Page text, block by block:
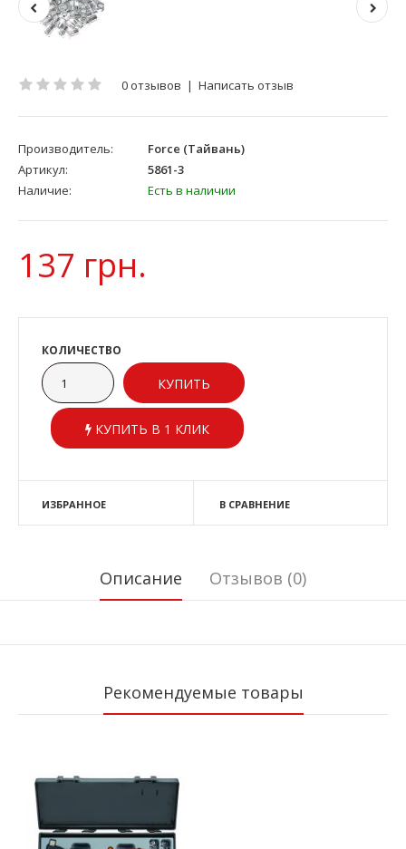
0 отзывов | Написать отзыв
Производитель:
Force (Тайвань)
Артикул:
5861-3
Наличие:
Есть в наличии
137 грн.
КОЛИЧЕСТВО
КУПИТЬ В 1 КЛИК
ИЗБРАННОЕ В СРАВНЕНИЕ
Описание Отзывов (0)
Рекомендуемые товары